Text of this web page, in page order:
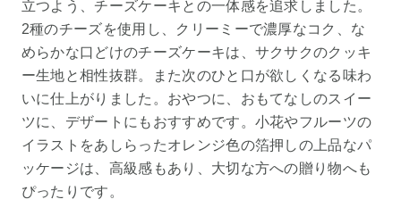
立つよう、チーズケーキとの一体感を追求しました。
2種のチーズを使用し、クリーミーで濃厚なコク、な
めらかな口どけのチーズケーキは、サクサクのクッキ
ー生地と相性抜群。また次のひと口が欲しくなる味わ
いに仕上がりました。おやつに、おもてなしのスイー
ツに、デザートにもおすすめです。小花やフルーツの
イラストをあしらったオレンジ色の箔押しの上品なパ
ッケージは、高級感もあり、大切な方への贈り物へも
ぴったりです。